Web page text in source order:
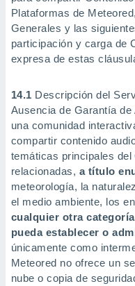
Plataformas de
Generales y las
participación y carga de
expresa de estas
14.1 Descripción del
Ausencia de Garantía
una comunidad
compartir contenido
temáticas principales del
relacionadas, a título
meteorología, la
el medio ambiente, los
cualquier otra
pueda establecer o
únicamente como
Meteored no ofrece un
nube o copia de